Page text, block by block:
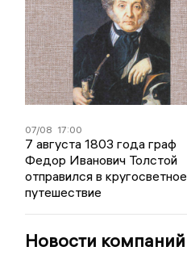
07/08 17:00
7 августа 1803 года граф
Федор Иванович Толстой
отправился в кругосветное
путешествие
Новости компаний